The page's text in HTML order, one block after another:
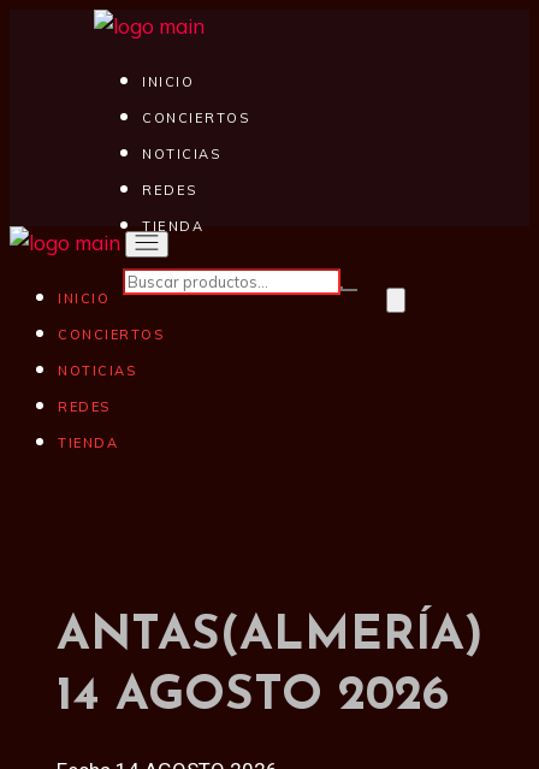
INICIO
CONCIERTOS
NOTICIAS
REDES
TIENDA
INICIO
CONCIERTOS
NOTICIAS
REDES
TIENDA
ANTAS(ALMERÍA)
14 AGOSTO 2026